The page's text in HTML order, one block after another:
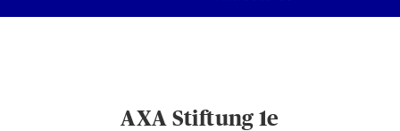
AXA Stiftung 1e